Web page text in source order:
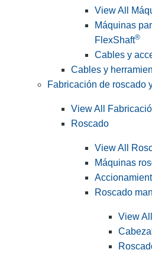
View All
Máquinas
FlexShaft®
Cables y
Cables y
Fabricación de roscado
View All
Roscado
View All
Máquinas
Roscado
View